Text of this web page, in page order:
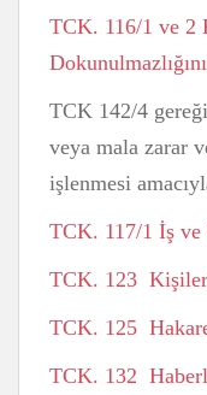
TCK. 116/1 ve 2
TCK 142/4
veya mala zarar
işlenmesi
TCK. 117/1 İş
TCK. 123
TCK. 125
TCK. 132